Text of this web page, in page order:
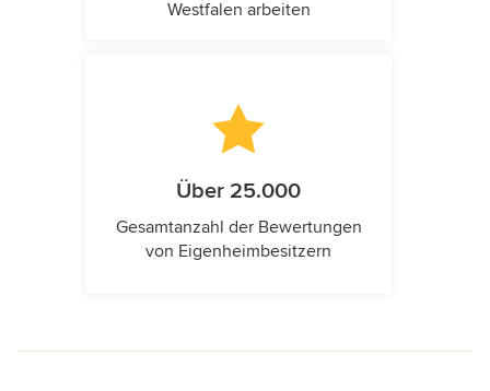
Westfalen arbeiten
Über 25.000
Gesamtanzahl der Bewertungen
von Eigenheimbesitzern